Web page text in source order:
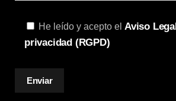
He leído y acepto el Aviso Legal
privacidad (RGPD)